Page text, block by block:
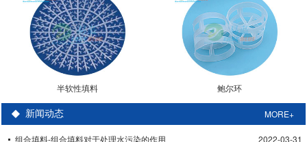
半软性填料 鲍尔环
新闻动态 MORE+
组合填料-组合填料对于处理水污染的作用 2022-03-31